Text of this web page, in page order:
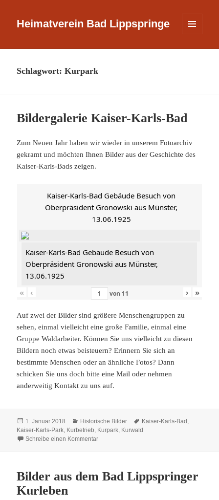
Heimatverein Bad Lippspringe
WIDGETS
Schlagwort:Kurpark
Bildergalerie Kaiser-Karls-Bad
Zum Neuen Jahr haben wir wieder in unserem Fotoarchiv
gekramt und möchten Ihnen Bilder aus der Geschichte des
Kaiser-Karls-Bads zeigen.
Kaiser-Karls-Bad Gebäude Besuch von
Oberpräsident Gronowski aus Münster,
13.06.1925
Kaiser-Karls-Bad Gebäude Besuch von
Oberpräsident Gronowski aus Münster,
13.06.1925
«
‹ von 11 › »
Auf zwei der Bilder sind größere Menschengruppen zu
sehen, einmal vielleicht eine große Familie, einmal eine
Gruppe Waldarbeiter. Können Sie uns vielleicht zu diesen
Bildern noch etwas beisteuern? Erinnern Sie sich an
bestimmte Menschen oder an ähnliche Fotos? Dann
schicken Sie uns doch bitte eine Mail oder nehmen
anderweitig Kontakt zu uns auf.
Veröffentlicht
am
1. Januar 2018 Kategorien
Historische Bilder Schlagwörter
Kaiser-Karls-Bad ,
Kaiser-Karls-Park, Kurbetrieb, Kurpark, Kurwald
Schreibe einen Kommentarzu Bildergalerie Kaiser-Karls-Bad
Bilder aus dem Bad Lippspringer
Kurleben